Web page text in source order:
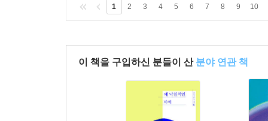
1 2 3 4 5 6 7 8 9 10
이 책을 구입하신 분들이 산 분야 연관 책